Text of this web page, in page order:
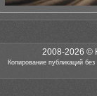
2008-2026 ©
Копирование публикаций